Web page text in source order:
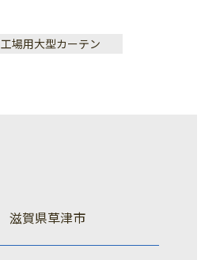
工場用大型カーテン
滋賀県草津市